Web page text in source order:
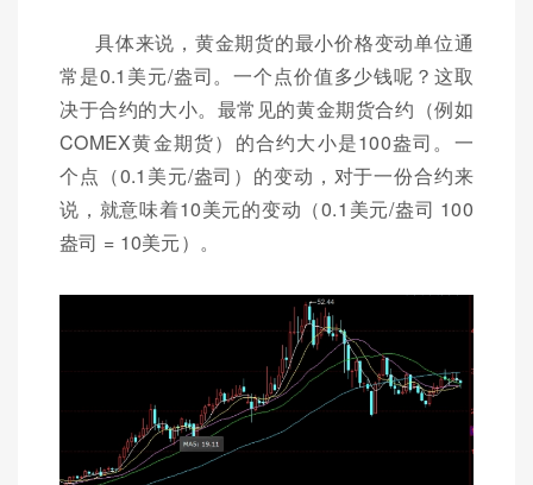
具体来说，黄金期货的最小价格变动单位通
常是0.1美元/盎司。一个点价值多少钱呢？这取
决于合约的大小。最常见的黄金期货合约（例如
COMEX黄金期货）的合约大小是100盎司。一
个点（0.1美元/盎司）的变动，对于一份合约来
说，就意味着10美元的变动（0.1美元/盎司 100
盎司 = 10美元）。